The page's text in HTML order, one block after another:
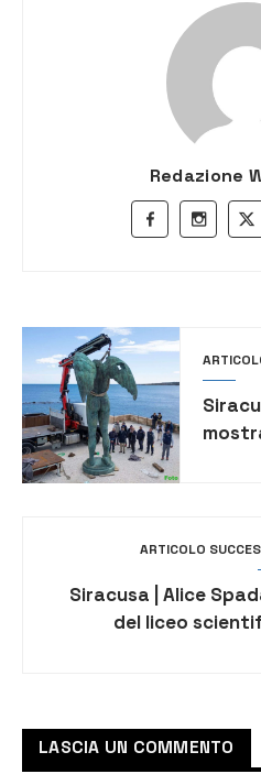
Redazione
ARTICOLO
Siracusa | Alice
del liceo
nazionale delle
LASCIA UN COMMENTO